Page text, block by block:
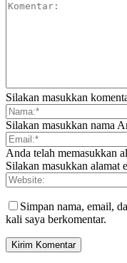
Silakan masukkan
Silakan masukkan nama
Anda telah memasukkan
Silakan masukkan alamat
Simpan nama, email,
kali saya berkomentar.